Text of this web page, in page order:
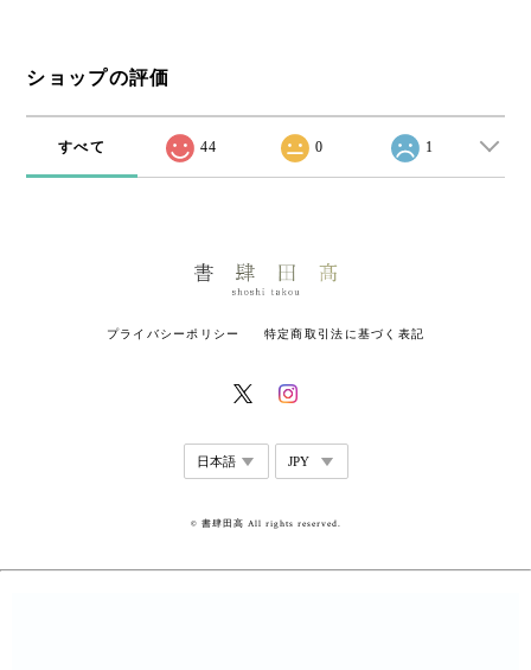
ショップの評価
すべて 44 0 1
プライバシーポリシー 特定商取引法に基づく表記
© 書肆田高 All rights reserved.